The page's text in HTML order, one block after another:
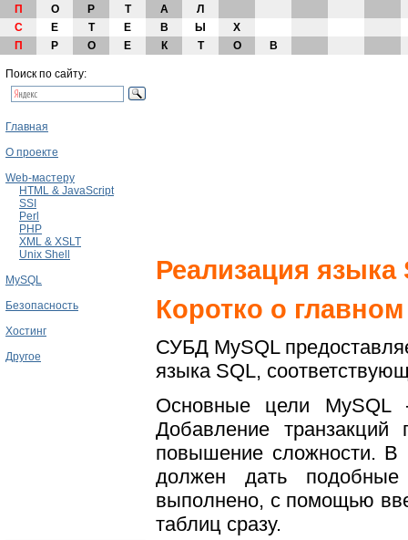
П О Р Т А
Л
С
Е Т Е В Ы
Х
П
Р О Е К Т О В
Поиск по сайту:
Главная
О проекте
Web-мастеру
HTML & JavaScript
SSI
Perl
PHP
XML & XSLT
Unix Shell
MySQL
Безопасность
Хостинг
Другое
Реализация
Коротко о главном
СУБД MySQL
языка SQL,
Основные цели MySQL -
Добавление транзакций
повышение сложности. В
должен дать подобные
выполнено, с помощью
таблиц сразу.